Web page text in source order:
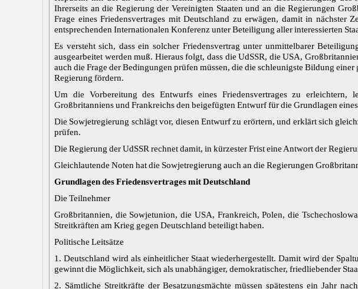
Ihrerseits an die Regierung der Vereinigten Staaten und an die Regierungen
Frage eines Friedensvertrages mit Deutschland zu erwägen, damit in nächster
entsprechenden Internationalen Konferenz unter Beteiligung aller interessierten
Es versteht sich, dass ein solcher Friedensvertrag unter unmittelbarer
ausgearbeitet werden muß. Hieraus folgt, dass die UdSSR, die USA,
auch die Frage der Bedingungen prüfen müssen, die die schleunigste Bildung
Regierung fördern.
Um die Vorbereitung des Entwurfs eines Friedensvertrages zu erleichtern,
Großbritanniens und Frankreichs den beigefügten Entwurf für die Grundlagen
Die Sowjetregierung schlägt vor, diesen Entwurf zu erörtern, und erklärt sich
prüfen.
Die Regierung der UdSSR rechnet damit, in kürzester Frist eine Antwort der
Gleichlautende Noten hat die Sowjetregierung auch an die Regierungen
Grundlagen des Friedensvertrages mit Deutschland
Die Teilnehmer
Großbritannien, die Sowjetunion, die USA, Frankreich, Polen, die
Streitkräften am Krieg gegen Deutschland beteiligt haben.
Politische Leitsätze
1. Deutschland wird als einheitlicher Staat wiederhergestellt. Damit wird der
gewinnt die Möglichkeit, sich als unabhängiger, demokratischer, friedliebender
2. Sämtliche Streitkräfte der Besatzungsmächte müssen spätestens ein Jahr